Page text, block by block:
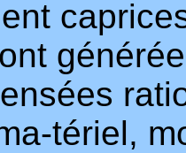
tériel,